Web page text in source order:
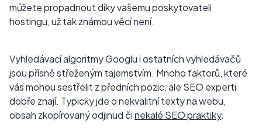
můžete propadnout díky vašemu poskytovateli
hostingu, už tak známou věcí není.
Vyhledávací algoritmy Googlu i ostatních vyhledávačů
jsou přísně střeženým tajemstvím. Mnoho faktorů, které
vás mohou sestřelit z předních pozic, ale SEO experti
dobře znají. Typicky jde o nekvalitní texty na webu,
obsah zkopírovaný odjinud činekalé SEO praktiky.